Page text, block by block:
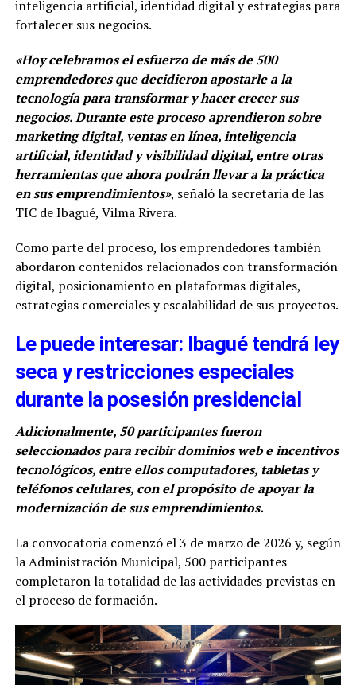
inteligencia artificial, identidad digital y estrategias para
fortalecer sus negocios.
«Hoy celebramos el esfuerzo de más de 500
emprendedores que decidieron apostarle a la
tecnología para transformar y hacer crecer sus
negocios. Durante este proceso aprendieron sobre
marketing digital, ventas en línea, inteligencia
artificial, identidad y visibilidad digital, entre otras
herramientas que ahora podrán llevar a la práctica
en sus emprendimientos», señaló la secretaria de las
TIC de Ibagué, Vilma Rivera.
Como parte del proceso, los emprendedores también
abordaron contenidos relacionados con transformación
digital, posicionamiento en plataformas digitales,
estrategias comerciales y escalabilidad de sus proyectos.
Le puede interesar: Ibagué tendrá ley
seca y restricciones especiales
durante la posesión presidencial
Adicionalmente, 50 participantes fueron
seleccionados para recibir dominios web e incentivos
tecnológicos, entre ellos computadores, tabletas y
teléfonos celulares, con el propósito de apoyar la
modernización de sus emprendimientos.
La convocatoria comenzó el 3 de marzo de 2026 y, según
la Administración Municipal, 500 participantes
completaron la totalidad de las actividades previstas en
el proceso de formación.